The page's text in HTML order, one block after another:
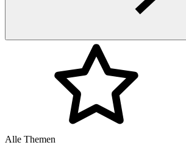
Alle Themen